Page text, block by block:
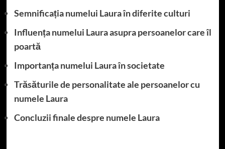
Semnificația numelui Laura în diferite culturi
Influența numelui Laura asupra persoanelor care îl
poartă
Importanța numelui Laura în societate
Trăsăturile de personalitate ale persoanelor cu
numele Laura
Concluzii finale despre numele Laura